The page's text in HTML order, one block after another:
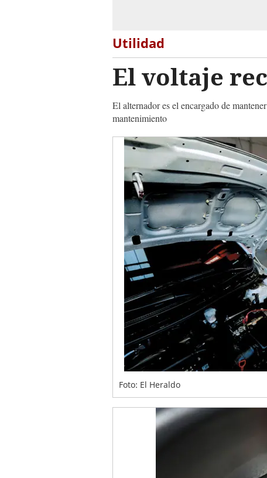
Utilidad
El voltaje
El alternador es el encargado de
mantenimiento
Foto: El Heraldo